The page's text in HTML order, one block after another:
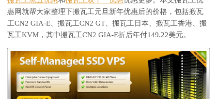
惠网就帮大家整理下搬瓦工元旦新年优惠后的价格，包括搬瓦
工CN2 GIA-E、搬瓦工CN2 GT、搬瓦工日本、搬瓦工香港、搬
瓦工KVM，其中搬瓦工CN2 GIA-E折后年付149.22美元。